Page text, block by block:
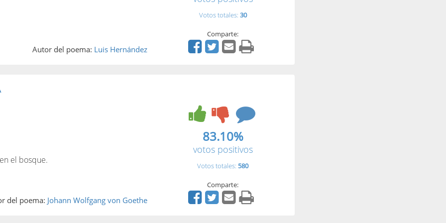
Autor del poema: Luis Hernández
Votos totales: 30
Comparte:
el bosque.
del poema: Johann Wolfgang von Goethe
83.10%
votos positivos
Votos totales: 580
Comparte: